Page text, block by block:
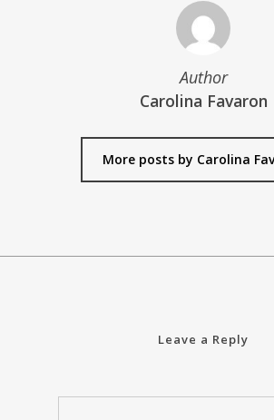
Author
Carolina Favaron
More posts by Carolina
Leave a Reply